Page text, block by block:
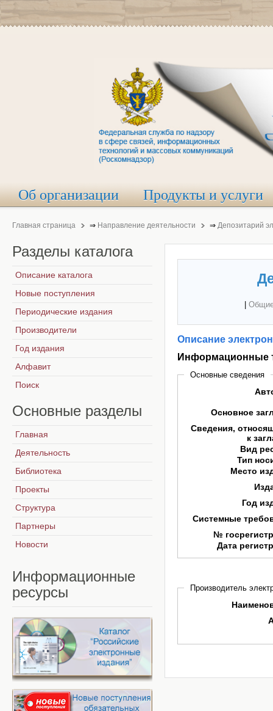
Об организации Продукты и услуги
Главная страница ⇒ Направление деятельности ⇒ Депозитарий
Описание
Информационные
Основные сведения
Основное
Сведения,
к
Вид
Тип
Место
Год
Системные
№
Дата
Производитель
Разделы каталога
Описание каталога
Новые поступления
Периодические издания
Производители
Год издания
Алфавит
Поиск
Основные разделы
Главная
Деятельность
Библиотека
Проекты
Структура
Партнеры
Новости
Информационные
ресурсы